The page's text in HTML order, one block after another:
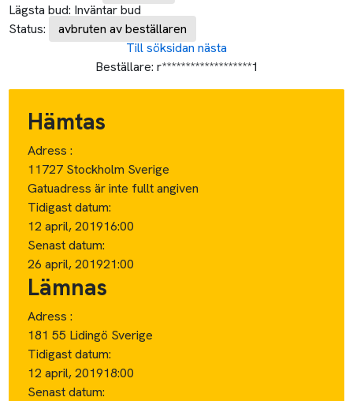
Lägsta bud: Inväntar bud
Status:
avbruten av beställaren
Till söksidan nästa
Beställare: r*******************1
Hämtas
Adress :
11727 Stockholm Sverige
Gatuadress är inte fullt angiven
Tidigast datum:
12 april, 201916:00
Senast datum:
26 april, 201921:00
Lämnas
Adress :
181 55 Lidingö Sverige
Tidigast datum:
12 april, 201918:00
Senast datum: